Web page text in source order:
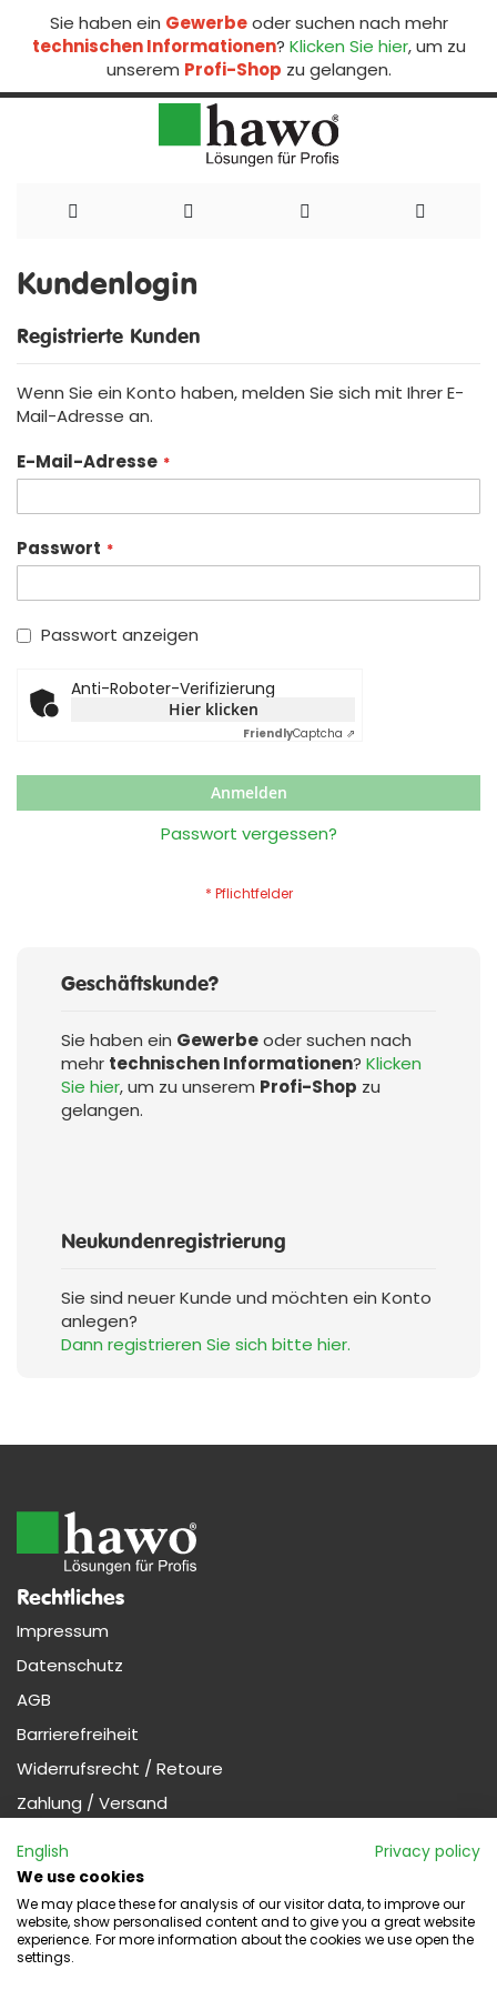
Sie haben ein Gewerbeoder suchen nach mehr
technischen Informationen? Klicken Sie hier, um zu
unserem Profi-Shop zu gelangen.
zum
Inhalt
Kundenlogin
Registrierte Kunden
Wenn Sie ein Konto haben, melden Sie sich mit Ihrer E-
Mail-Adresse an.
E-Mail-Adresse
Passwort
Passwort anzeigen
Anti-Roboter-Verifizierung
Hier klicken
FriendlyCaptcha ⇗
Anmelden
Passwort vergessen?
Geschäftskunde?
Sie haben ein Gewerbeoder suchen nach
mehr technischen Informationen? Klicken
Sie hier, um zu unserem Profi-Shop zu
gelangen.
Neukundenregistrierung
Sie sind neuer Kunde und möchten ein Konto
anlegen?
Dann registrieren Sie sich bitte hier.
Rechtliches
Impressum
Datenschutz
AGB
Barrierefreiheit
Widerrufsrecht / Retoure
Zahlung / Versand
Profi-Kunde werden (Gewerbe)
Widerruf
Kontakt
English
Privacy policy
We use cookies
We may place these for analysis of our visitor data, to improve our
website, show personalised content and to give you a great website
experience. For more information about the cookies we use open the
settings.